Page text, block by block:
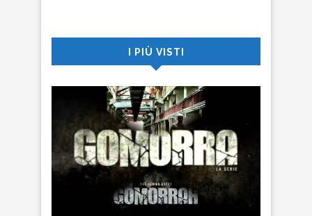
I PIÙ VISTI